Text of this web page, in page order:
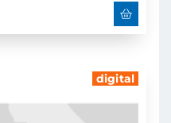
digital